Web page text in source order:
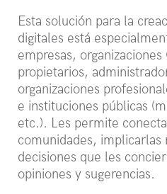
Esta solución para la
digitales está
empresas, organizaciones
propietarios,
organizaciones
e instituciones públicas
etc.). Les permite
comunidades, implicarlas
decisiones que les
opiniones y sugerencias.